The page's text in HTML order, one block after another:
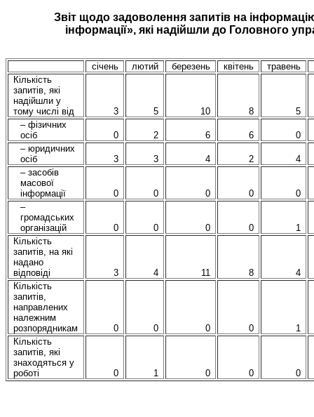
Звіт щодо задоволення запитів на
інформації», які надійшли до Головного
січень лютий березень квітень травень
Кількість
запитів, які
надійшли у
тому числі від
3 5 10 8
5
– фізичних
осіб
0 2 6 6
0
– юридичних
осіб
3 3 4 2
4
– засобів
масової
інформації
0 0 0 0
0
–
громадських
організацій
0 0 0 0
1
Кількість
запитів, на які
надано
відповіді
3 4 11 8
4
Кількість
запитів,
направлених
належним
розпорядникам
0 0 0 0
1
Кількість
запитів, які
знаходяться у
роботі
0 1 0 0 0